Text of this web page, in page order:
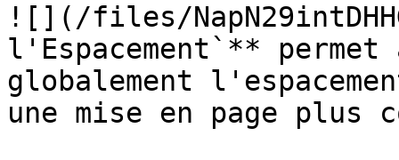
![](/files/
l'Espacement`**
globalement
une mise en page plus